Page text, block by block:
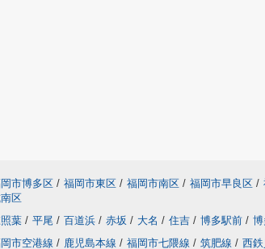
市博多区 / 福岡市東区 / 福岡市南区 / 福岡市早良区 /
区
葉 / 平尾 / 百道浜 / 赤坂 / 大名 / 住吉 / 博多駅前 /
市空港線 / 鹿児島本線 / 福岡市七隈線 / 筑肥線 / 西